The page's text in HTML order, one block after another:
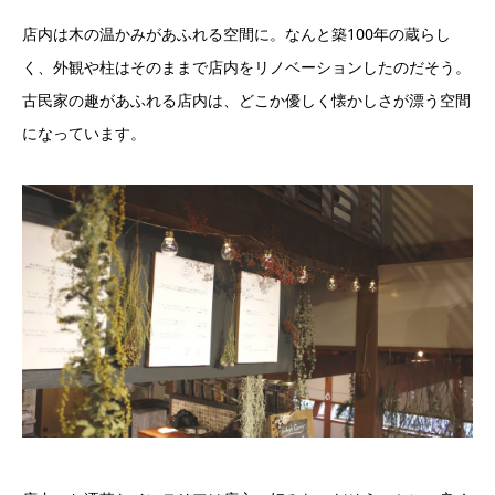
店内は木の温かみがあふれる空間に。なんと築100年の蔵らし
く、外観や柱はそのままで店内をリノベーションしたのだそう。
古民家の趣があふれる店内は、どこか優しく懐かしさが漂う空間
になっています。